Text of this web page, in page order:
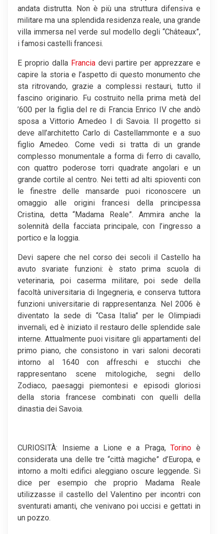
andata distrutta. Non è più una struttura difensiva e
militare ma una splendida residenza reale, una grande
villa immersa nel verde sul modello degli “Châteaux”,
i famosi castelli francesi.
E proprio dalla Franciadevi partire per apprezzare e
capire la storia e l’aspetto di questo monumento che
sta ritrovando, grazie a complessi restauri, tutto il
fascino originario. Fu costruito nella prima metà del
’600 per la figlia del re di Francia Enrico IV che andò
sposa a Vittorio Amedeo I di Savoia. Il progetto si
deve all’architetto Carlo di Castellammonte e a suo
figlio Amedeo. Come vedi si tratta di un grande
complesso monumentale a forma di ferro di cavallo,
con quattro poderose torri quadrate angolari e un
grande cortile al centro. Nei tetti ad alti spioventi con
le finestre delle mansarde puoi riconoscere un
omaggio alle origini francesi della principessa
Cristina, detta “Madama Reale”. Ammira anche la
solennità della facciata principale, con l’ingresso a
portico e la loggia.
Devi sapere che nel corso dei secoli il Castello ha
avuto svariate funzioni: è stato prima scuola di
veterinaria, poi caserma militare, poi sede della
facoltà universitaria di Ingegneria, e conserva tuttora
funzioni universitarie di rappresentanza. Nel 2006 è
diventato la sede di “Casa Italia” per le Olimpiadi
invernali, ed è iniziato il restauro delle splendide sale
interne. Attualmente puoi visitare gli appartamenti del
primo piano, che consistono in vari saloni decorati
intorno al 1640 con affreschi e stucchi che
rappresentano scene mitologiche, segni dello
Zodiaco, paesaggi piemontesi e episodi gloriosi
della storia francese combinati con quelli della
dinastia dei Savoia.
CURIOSITÀ: Insieme a Lione e a Praga,Torino è
considerata una delle tre “città magiche” d’Europa, e
intorno a molti edifici aleggiano oscure leggende. Si
dice per esempio che proprio Madama Reale
utilizzasse il castello del Valentino per incontri con
sventurati amanti, che venivano poi uccisi e gettati in
un pozzo.